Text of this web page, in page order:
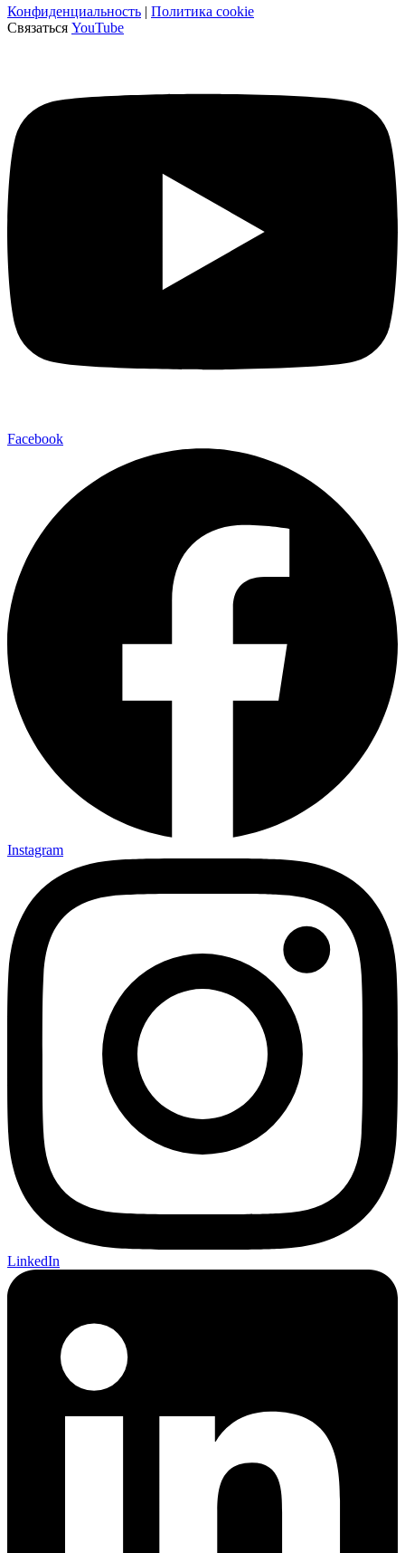
Конфиденциальность | Политика cookie
Связаться YouTube
Facebook
Instagram
LinkedIn